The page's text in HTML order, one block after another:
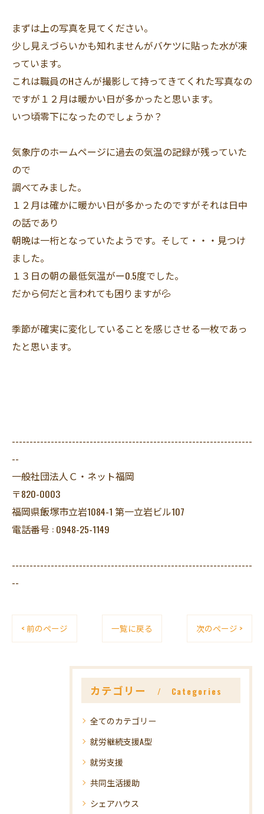
まずは上の写真を見てください。
少し見えづらいかも知れませんがバケツに貼った水が凍
っています。
これは職員のHさんが撮影して持ってきてくれた写真なの
ですが１２月は暖かい日が多かったと思います。
いつ頃零下になったのでしょうか？
気象庁のホームページに過去の気温の記録が残っていた
ので
調べてみました。
１２月は確かに暖かい日が多かったのですがそれは日中
の話であり
朝晩は一桁となっていたようです。そして・・・見つけ
ました。
１３日の朝の最低気温がー0.5度でした。
だから何だと言われても困りますが💦
季節が確実に変化していることを感じさせる一枚であっ
たと思います。
--------------------------------------------------------------------
--
一般社団法人Ｃ・ネット福岡
〒820-0003
福岡県飯塚市立岩1084-1 第一立岩ビル107
電話番号 : 0948-25-1149
--------------------------------------------------------------------
--
< 前のページ 一覧に戻る 次のページ >
カテゴリー Categories
全てのカテゴリー
就労継続支援A型
就労支援
共同生活援助
シェアハウス